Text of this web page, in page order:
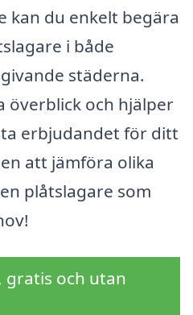
kan du enkelt begära
i både
städerna.
överblick och hjälper
erbjudandet för ditt
att jämföra olika
plåtslagare som
gratis och utan